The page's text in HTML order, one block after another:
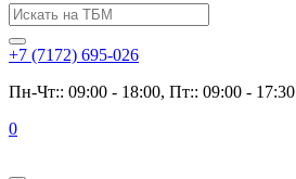
+7 (7172) 695-026
Пн-Чт:: 09:00 - 18:00, Пт:: 09:00 - 17:30
0